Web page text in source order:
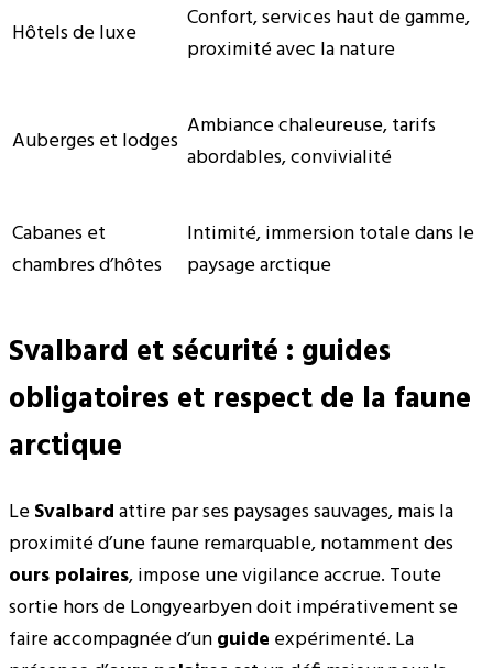
Hôtels de luxe
Confort, services haut de gamme,
proximité avec la nature
Auberges et lodges Ambiance chaleureuse, tarifs
abordables, convivialité
Cabanes et
chambres d’hôtes
Intimité, immersion totale dans le
paysage arctique
Svalbard et sécurité : guides
obligatoires et respect de la faune
arctique
LeSvalbardattire par ses paysages sauvages, mais la
proximité d’une faune remarquable, notamment des
ours polaires, impose une vigilance accrue. Toute
sortie hors de Longyearbyen doit impérativement se
faire accompagnée d’unguide expérimenté. La